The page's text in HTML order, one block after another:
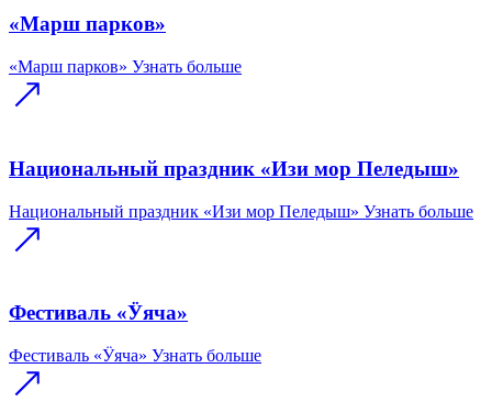
«Марш парков»
«Марш парков» Узнать больше
Национальный праздник «Изи мор Пеледыш»
Национальный праздник «Изи мор Пеледыш» Узнать больше
Фестиваль «Ӱяча»
Фестиваль «Ӱяча» Узнать больше